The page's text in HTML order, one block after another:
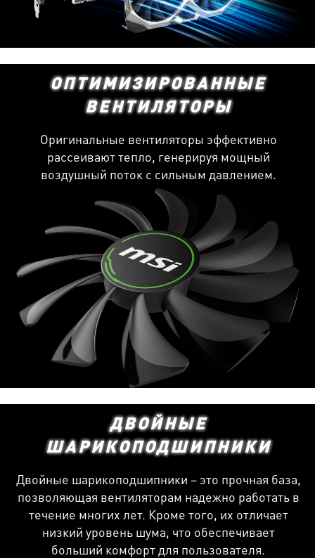
ОПТИМИЗИРОВАННЫЕ
ВЕНТИЛЯТОРЫ
Оригинальные вентиляторы эффективно
рассеивают тепло, генерируя мощный
воздушный поток с сильным давлением.
ДВОЙНЫЕ
ШАРИКОПОДШИПНИКИ
Двойные шарикоподшипники – это прочная база,
позволяющая вентиляторам надежно работать в
течение многих лет. Кроме того, их отличает
низкий уровень шума, что обеспечивает
больший комфорт для пользователя.